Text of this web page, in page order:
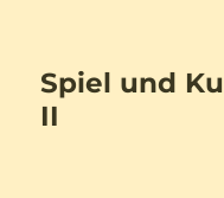
Spiel und
II